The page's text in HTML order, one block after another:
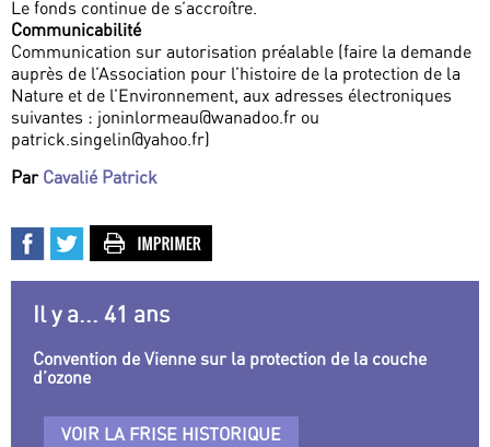
Le fonds continue de s’accroître.
Communicabilité
Communication sur autorisation préalable (faire la demande
auprès de l’Association pour l’histoire de la protection de la
Nature et de l’Environnement, aux adresses électroniques
suivantes : joninlormeau@wanadoo.fr ou
patrick.singelin@yahoo.fr)
Par Cavalié Patrick
Il y a... 41 ans
Convention de Vienne sur la protection de la couche
d’ozone
VOIR LA FRISE HISTORIQUE